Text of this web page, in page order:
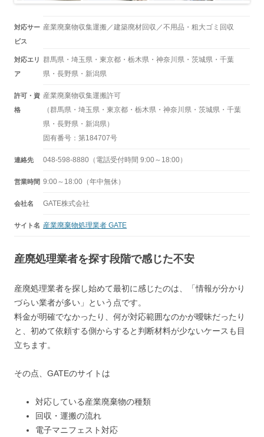
対応サー
ビス
産業廃棄物収集運搬／建築廃材回収／不用品・粗大ゴミ回収
対応エリ
ア
群馬県・埼玉県・東京都・栃木県・神奈川県・茨城県・千葉
県・長野県・新潟県
許可・資
格
産業廃棄物収集運搬許可
（群馬県・埼玉県・東京都・栃木県・神奈川県・茨城県・千葉
県・長野県・新潟県）
固有番号：第184707号
連絡先 048-598-8880（電話受付時間 9:00～18:00）
営業時間 9:00～18:00（年中無休）
会社名 GATE株式会社
サイト名 産業廃棄物処理業者 GATE
産廃処理業者を探す段階で感じた不安
産廃処理業者を探し始めて最初に感じたのは、「情報が分かり
づらい業者が多い」という点です。
料金が明確でなかったり、何が対応範囲なのかが曖昧だったり
と、初めて依頼する側からすると判断材料が少ないケースも目
立ちます。
その点、GATEのサイトは
対応している産業廃棄物の種類
回収・運搬の流れ
電子マニフェスト対応